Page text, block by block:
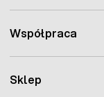
Sklep
Współpraca